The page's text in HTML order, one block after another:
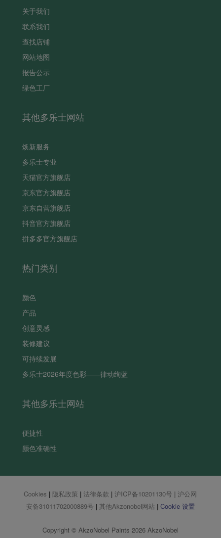
关于我们
联系我们
查找店铺
网站地图
报告公示
绿色工厂
其他多乐士网站
焕新服务
多乐士专业
天猫官方旗舰店
京东官方旗舰店
京东自营旗舰店
抖音官方旗舰店
拼多多官方旗舰店
热门类别
颜色
产品
创意灵感
装修建议
可持续发展
多乐士2026年度色彩——律动绚蓝
其他多乐士网站
便捷性
颜色准确性
Cookies | 隐私政策 | 法律条款 | 沪ICP备10201130号 | 沪公网
安备31011702000889号 | 其他Akzonobel网站 | Cookie 设置
Copyright © AkzoNobel Paints 2026 AkzoNobel